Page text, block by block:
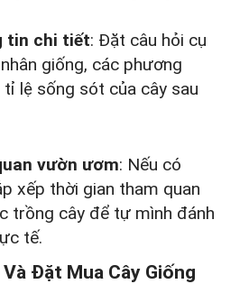
tin chi tiết: Đặt câu hỏi cụ
giống, các phương
lệ sống sót của cây sau
vườn ươm: Nếu có
xếp thời gian tham quan
trồng cây để tự mình đánh
tế.
Đặt Mua Cây Giống